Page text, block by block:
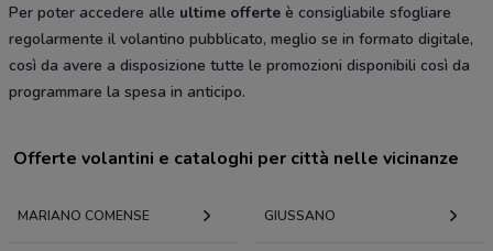
Per poter accedere alle ultime offerte è consigliabile sfogliare
regolarmente il volantino pubblicato, meglio se in formato digitale,
così da avere a disposizione tutte le promozioni disponibili così da
programmare la spesa in anticipo.
Offerte volantini e cataloghi per città nelle vicinanze
MARIANO COMENSE GIUSSANO